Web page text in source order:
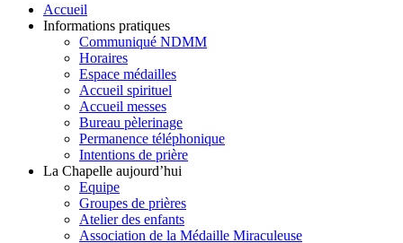
Accueil
Informations pratiques
Communiqué NDMM
Horaires
Espace médailles
Accueil spirituel
Accueil messes
Bureau pèlerinage
Permanence téléphonique
Intentions de prière
La Chapelle aujourd’hui
Equipe
Groupes de prières
Atelier des enfants
Association de la Médaille Miraculeuse